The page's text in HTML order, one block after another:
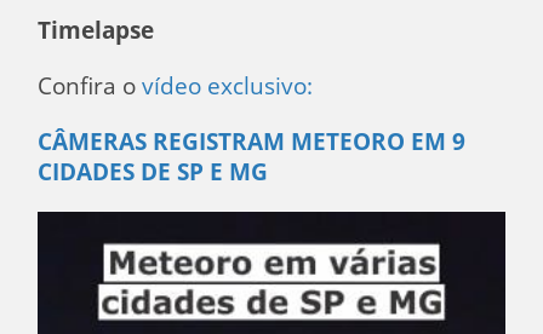
Timelapse
Confira o vídeo exclusivo:
CÂMERAS REGISTRAM METEORO EM 9
CIDADES DE SP E MG